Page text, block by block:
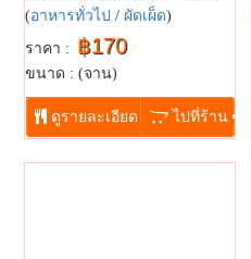
(อาหารทั่วไป / ผัดเผ็ด)
ราคา : ฿170
ขนาด : (จาน)
...
ดูรายละเอียด ไปที่ร้าน